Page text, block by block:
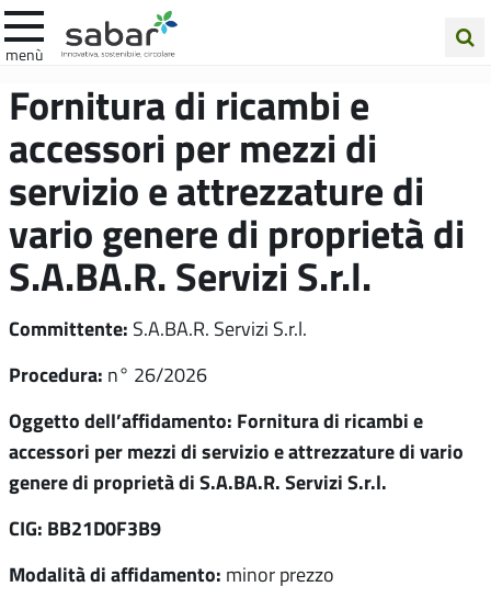
menù
nel
sito
Fornitura di ricambi e
accessori per mezzi di
servizio e attrezzature di
vario genere di proprietà di
S.A.BA.R. Servizi S.r.l.
Committente: S.A.BA.R. Servizi S.r.l.
Procedura: n° 26/2026
Oggetto dell’affidamento: Fornitura di ricambi e
accessori per mezzi di servizio e attrezzature di vario
genere di proprietà di S.A.BA.R. Servizi S.r.l.
CIG: BB21D0F3B9
Modalità di affidamento: minor prezzo